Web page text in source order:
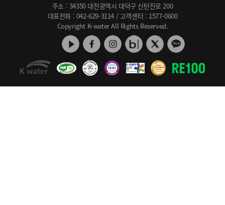
주소 : 34350 대전광역시 대덕구 신탄진로 200
대표전화 : 042-629-3114 / 고객센터 : 1577-0600
Copyright K-water All Rights Reserved.